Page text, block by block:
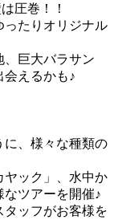
圧巻！！
ったりオリジナル
、巨大バラサン
会えるかも♪
に、様々な種類の
ヤック」、水中か
ツアーを開催♪
ッフがお客様を